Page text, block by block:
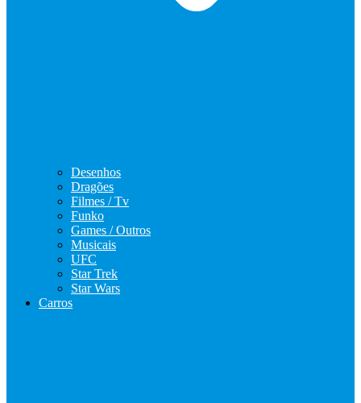
Desenhos
Dragões
Filmes / Tv
Funko
Games / Outros
Musicais
UFC
Star Trek
Star Wars
Carros